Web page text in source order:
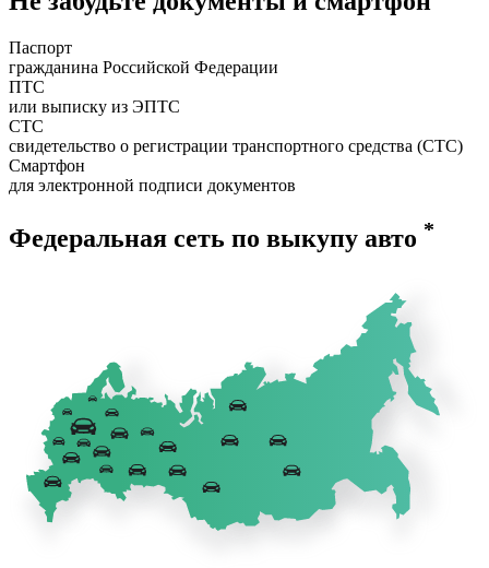
Паспорт
гражданина Российской Федерации
ПТС
или выписку из ЭПТС
СТС
свидетельство о регистрации транспортного средства (СТС)
Смартфон
для электронной подписи документов
Федеральная сеть по выкупу авто *